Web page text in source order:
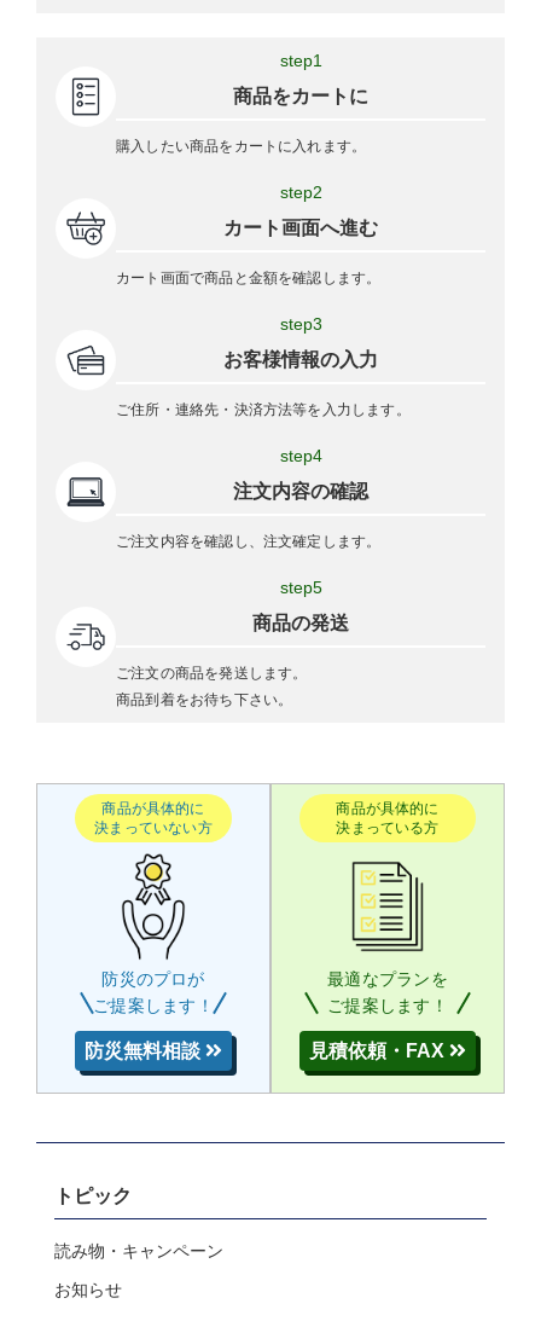
step1
商品をカートに
購入したい商品をカートに入れます。
step2
カート画面へ進む
カート画面で商品と金額を確認します。
step3
お客様情報の入力
ご住所・連絡先・決済方法等を入力します。
step4
注文内容の確認
ご注文内容を確認し、注文確定します。
step5
商品の発送
ご注文の商品を発送します。
商品到着をお待ち下さい。
商品が具体的に
決まっていない方
防災のプロが
ご提案します！
防災無料相談
商品が具体的に
決まっている方
最適なプランを
ご提案します！
見積依頼・FAX
トピック
読み物・キャンペーン
お知らせ